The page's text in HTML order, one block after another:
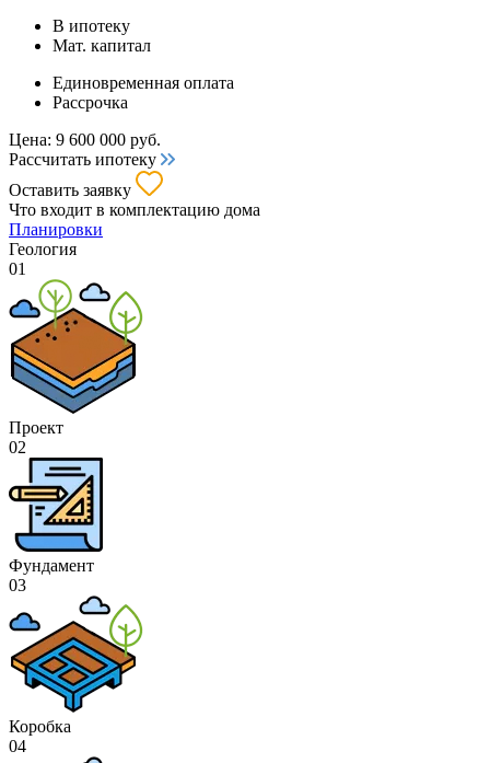
В ипотеку
Мат. капитал
Единовременная оплата
Рассрочка
Цена: 9 600 000 руб.
Рассчитать ипотеку
Оставить заявку
Что входит в комплектацию дома
Планировки
Геология
01
Проект
02
Фундамент
03
Коробка
04